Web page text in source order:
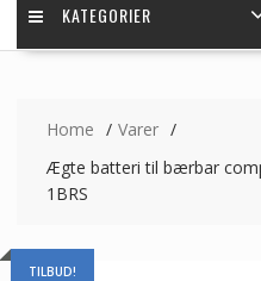
KATEGORIER
Home
Varer
Ægte batteri til bærbar
1BRS
TILBUD!